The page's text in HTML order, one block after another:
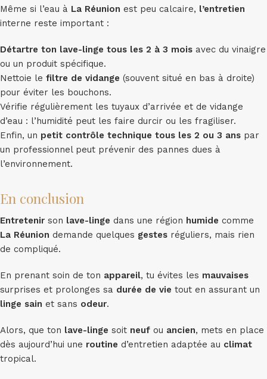
Même si l’eau à La Réunion est peu calcaire, l’entretien
interne reste important :
Détartre ton lave-linge tous les 2 à 3 mois avec du vinaigre
ou un produit spécifique.
Nettoie le filtre de vidange (souvent situé en bas à droite)
pour éviter les bouchons.
Vérifie régulièrement les tuyaux d’arrivée et de vidange
d’eau : l’humidité peut les faire durcir ou les fragiliser.
Enfin, un petit contrôle technique tous les 2 ou 3 ans par
un professionnel peut prévenir des pannes dues à
l’environnement.
En conclusion
Entretenir son lave-linge dans une région humide comme
La Réunion demande quelques gestes réguliers, mais rien
de compliqué.
En prenant soin de ton appareil, tu évites les mauvaises
surprises et prolonges sa durée de vie tout en assurant un
linge sain et sans odeur.
Alors, que ton lave-linge soit neuf ou ancien, mets en place
dès aujourd’hui une routine d’entretien adaptée au climat
tropical.